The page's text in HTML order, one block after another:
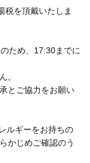
税を頂戴いたしま
ため、17:30までに
。
とご協力をお願い
ルギーをお持ちの
かじめご確認のう